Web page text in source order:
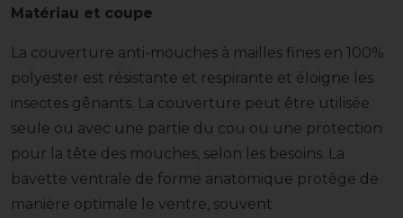
Matériau et coupe
La couverture anti-mouches à mailles fines en 100%
polyester est résistante et respirante et éloigne les
insectes gênants. La couverture peut être utilisée
seule ou avec une partie du cou ou une protection
pour la tête des mouches, selon les besoins. La
bavette ventrale de forme anatomique protège de
manière optimale le ventre, souvent